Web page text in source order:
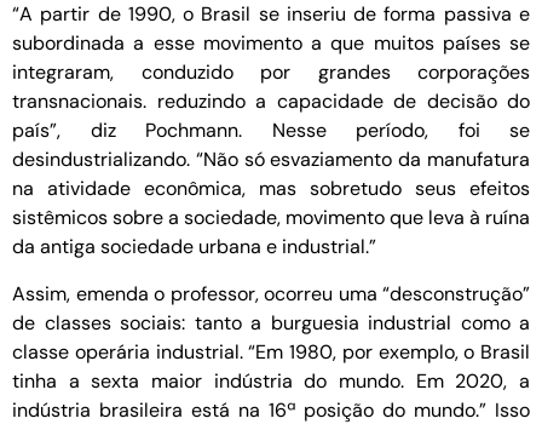
“A partir de 1990, o Brasil se inseriu de forma passiva e
subordinada a esse movimento a que muitos países se
integraram, conduzido por grandes corporações
transnacionais. reduzindo a capacidade de decisão do
país”, diz Pochmann. Nesse período, foi se
desindustrializando. “Não só esvaziamento da manufatura
na atividade econômica, mas sobretudo seus efeitos
sistêmicos sobre a sociedade, movimento que leva à ruína
da antiga sociedade urbana e industrial.”
Assim, emenda o professor, ocorreu uma “desconstrução”
de classes sociais: tanto a burguesia industrial como a
classe operária industrial. “Em 1980, por exemplo, o Brasil
tinha a sexta maior indústria do mundo. Em 2020, a
indústria brasileira está na 16ª posição do mundo.” Isso